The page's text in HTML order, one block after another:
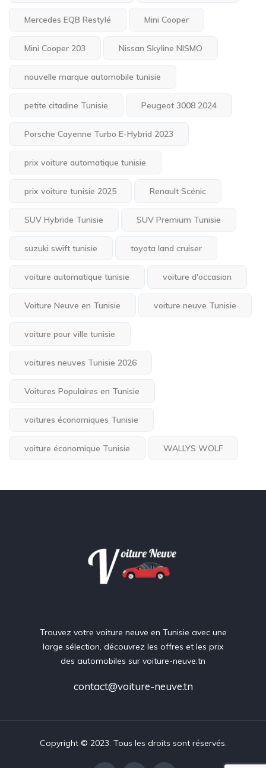
Mercedes EQB Restylé Mini Cooper
Mini Cooper 203 Nissan Skyline NISMO
nouvelle marque automobile tunisie
petite citadine Tunisie Peugeot 3008 2024
Porsche Cayenne Turbo E-Hybrid 2023
prix voiture automatique tunisie
prix voiture tunisie 2025 Renault Scénic
SUV Hybride Tunisie SUV Premium Tunisie
suzuki swift tunisie toyota land cruiser
voiture automatique tunisie voiture d'occasion
Voiture Neuve en Tunisie voiture neuve Tunisie
voiture pour ville tunisie
voitures neuves Tunisie 2026
Voitures Populaires en Tunisie
voitures économiques Tunisie
voiture économique Tunisie WALLYS WOLF
Trouvez votre voiture neuve en Tunisie avec une
large sélection, découvrez les offres et les prix
des automobiles sur voiture-neuve.tn
contact@voiture-neuve.tn
Copyright © 2023. Tous les droits sont réservés.